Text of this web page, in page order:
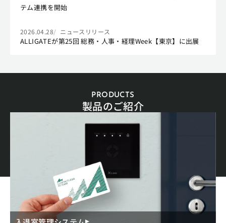
テム連携を開始
2026.04.28 ニュースリリース
ALLIGATEが第25回 総務・人事・経理Week【東京】に出展
PRODUCTS
製品のご紹介